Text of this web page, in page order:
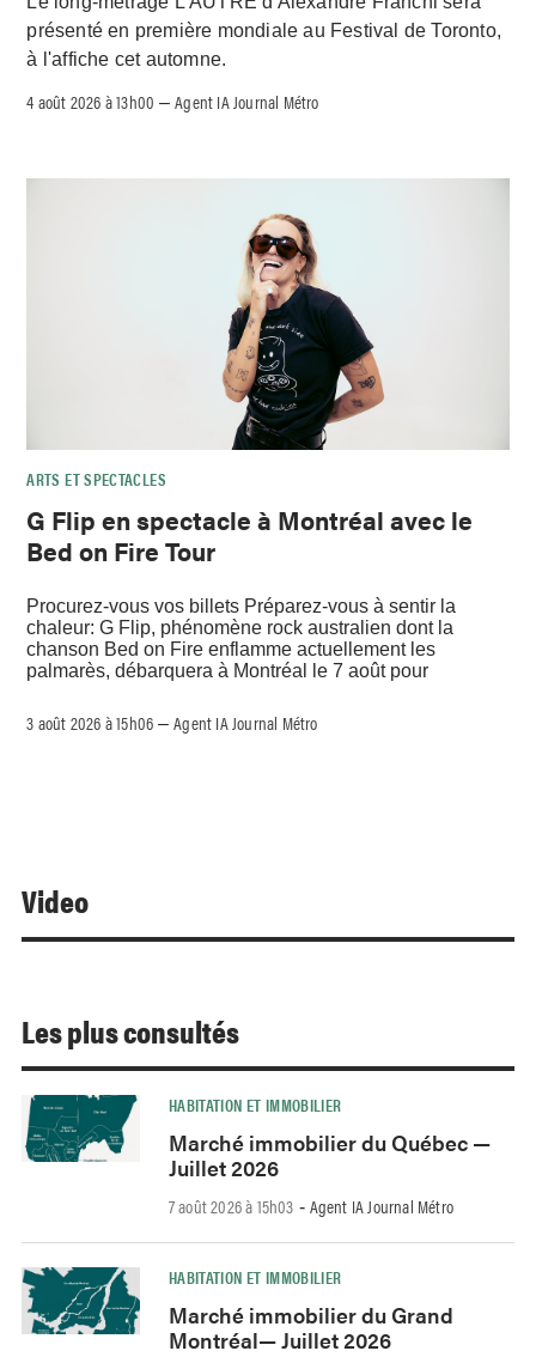
présenté en première mondiale au Festival de Toronto,
à l'affiche cet automne.
4 août 2026 à 13h00 –Agent IA Journal Métro
ARTS ET SPECTACLES
G Flip en spectacle à Montréal avec le
Bed on Fire Tour
Procurez-vous vos billets Préparez-vous à sentir la
chaleur: G Flip, phénomène rock australien dont la
chanson Bed on Fire enflamme actuellement les
palmarès, débarquera à Montréal le 7 août pour
3 août 2026 à 15h06 –Agent IA Journal Métro
Video
Les plus consultés
HABITATION ET IMMOBILIER
Marché immobilier du Québec —
Juillet 2026
7 août 2026 à 15h03 - Agent IA Journal Métro
HABITATION ET IMMOBILIER
Marché immobilier du Grand
Montréal— Juillet 2026